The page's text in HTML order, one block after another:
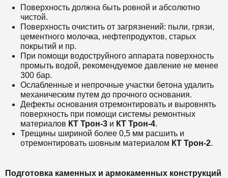
Поверхность должна быть ровной и абсолютно
чистой.
Поверхность очистить от загрязнений: пыли, грязи,
цементного молочка, нефтепродуктов, старых
покрытий и пр.
При помощи водоструйного аппарата поверхность
промыть водой, рекомендуемое давление не менее
300 бар.
Ослабленные и непрочные участки бетона удалить
механическим путем до прочного основания.
Дефекты основания отремонтировать и выровнять
поверхность при помощи системы ремонтных
материалов КТ Трон-3 и КТ Трон-4.
Трещины шириной более 0,5 мм расшить и
отремонтировать шовным материалом КТ Трон-2.
Подготовка каменных и армокаменных конструкций